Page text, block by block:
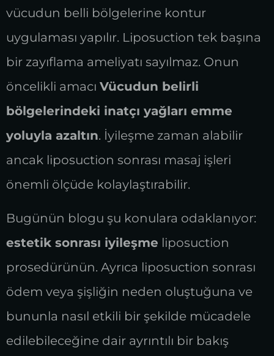
vücudun belli bölgelerine kontur
uygulaması yapılır. Liposuction tek başına
bir zayıflama ameliyatı sayılmaz. Onun
öncelikli amacı Vücudun belirli
bölgelerindeki inatçı yağları emme
yoluyla azaltın. İyileşme zaman alabilir
ancak liposuction sonrası masaj işleri
önemli ölçüde kolaylaştırabilir.
Bugünün blogu şu konulara odaklanıyor:
estetik sonrası iyileşme liposuction
prosedürünün. Ayrıca liposuction sonrası
ödem veya şişliğin neden oluştuğuna ve
bununla nasıl etkili bir şekilde mücadele
edilebileceğine dair ayrıntılı bir bakış